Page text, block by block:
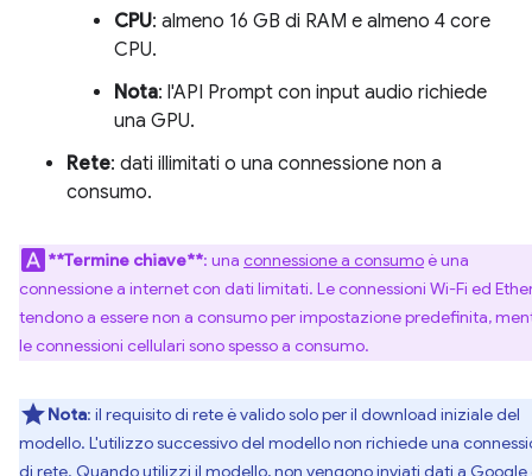
CPU: almeno 16 GB di RAM e almeno 4 core
CPU.
Nota: l'API Prompt con input audio richiede
una GPU.
Rete: dati illimitati o una connessione non a
consumo.
**Termine chiave**: una connessione a consumoè una
connessione a internet con dati limitati. Le connessioni Wi-Fi ed
tendono a essere non a consumo per impostazione predefinita,
le connessioni cellulari sono spesso a consumo.
Nota: il requisito di rete è valido solo per il download iniziale del
modello. L'utilizzo successivo del modello non richiede una
di rete. Quando utilizzi il modello, non vengono inviati dati a Google